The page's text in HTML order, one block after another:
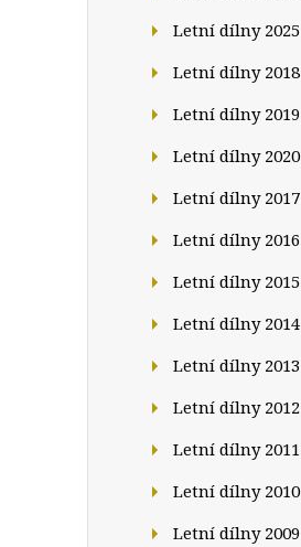
Letní dílny 2025
Letní dílny 2018
Letní dílny 2019
Letní dílny 2020
Letní dílny 2017
Letní dílny 2016
Letní dílny 2015
Letní dílny 2014
Letní dílny 2013
Letní dílny 2012
Letní dílny 2011
Letní dílny 2010
Letní dílny 2009